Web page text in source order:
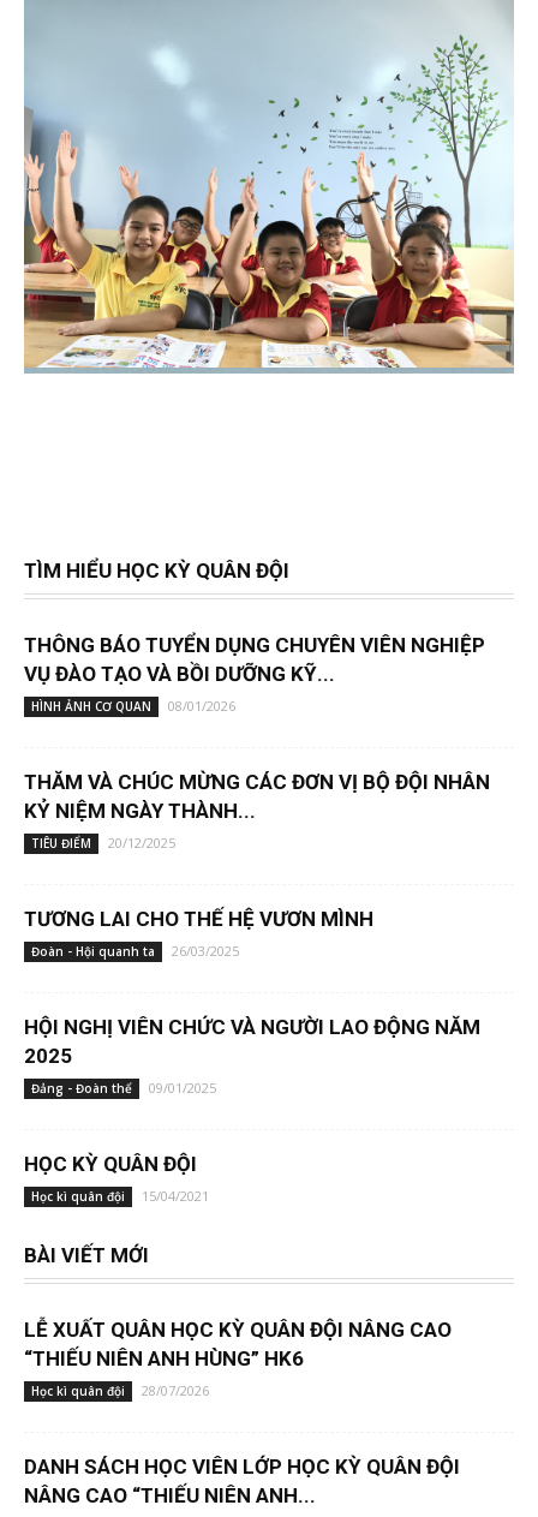
TÌM HIỂU HỌC KỲ QUÂN ĐỘI
THÔNG BÁO TUYỂN DỤNG CHUYÊN VIÊN NGHIỆP
VỤ ĐÀO TẠO VÀ BỒI DƯỠNG KỸ...
HÌNH ẢNH CƠ QUAN 08/01/2026
THĂM VÀ CHÚC MỪNG CÁC ĐƠN VỊ BỘ ĐỘI NHÂN
KỶ NIỆM NGÀY THÀNH...
TIÊU ĐIỂM 20/12/2025
TƯƠNG LAI CHO THẾ HỆ VƯƠN MÌNH
Đoàn - Hội quanh ta 26/03/2025
HỘI NGHỊ VIÊN CHỨC VÀ NGƯỜI LAO ĐỘNG NĂM
2025
Đảng - Đoàn thể 09/01/2025
HỌC KỲ QUÂN ĐỘI
Học kì quân đội 15/04/2021
BÀI VIẾT MỚI
LỄ XUẤT QUÂN HỌC KỲ QUÂN ĐỘI NÂNG CAO
“THIẾU NIÊN ANH HÙNG” HK6
Học kì quân đội 28/07/2026
DANH SÁCH HỌC VIÊN LỚP HỌC KỲ QUÂN ĐỘI
NÂNG CAO “THIẾU NIÊN ANH...